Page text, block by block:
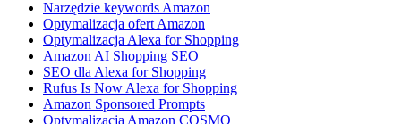
Narzędzie keywords Amazon
Optymalizacja ofert Amazon
Optymalizacja Alexa for Shopping
Amazon AI Shopping SEO
SEO dla Alexa for Shopping
Rufus Is Now Alexa for Shopping
Amazon Sponsored Prompts
Optymalizacja Amazon COSMO